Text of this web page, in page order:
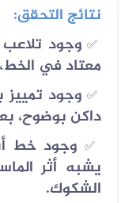
نتائج التحقق:
✅
معتاد في
✅
داكن بوضوح،
✅ وجود خط
يشبه أثر
الشكوك.